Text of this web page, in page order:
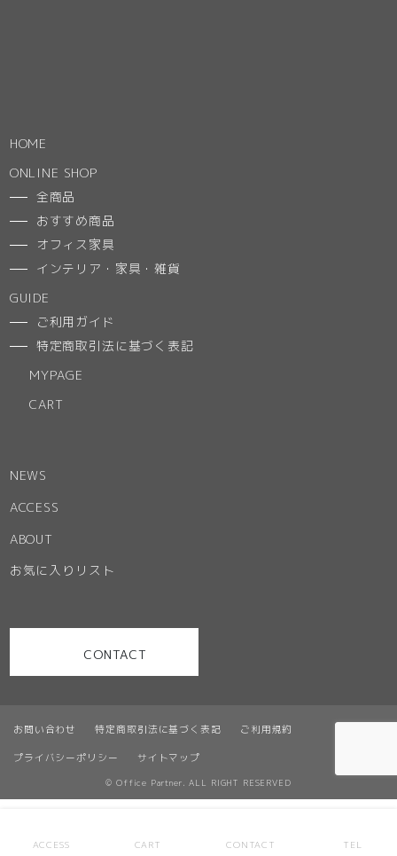
お問い合わせ 特定商取引法に基づく表記 ご利用規約
プライバシーポリシー サイトマップ
HOME
ONLINE SHOP
全商品
おすすめ商品
オフィス家具
インテリア・家具・雑貨
GUIDE
ご利用ガイド
特定商取引法に基づく表記
MYPAGE
CART
NEWS
ACCESS
ABOUT
お気に入りリスト
CONTACT
© Office Partner. ALL RIGHT RESERVED
ACCESS CART CONTACT TEL